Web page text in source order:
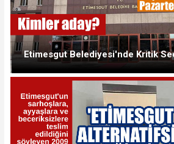
Etimesgut Belediyesi'nde Kritik